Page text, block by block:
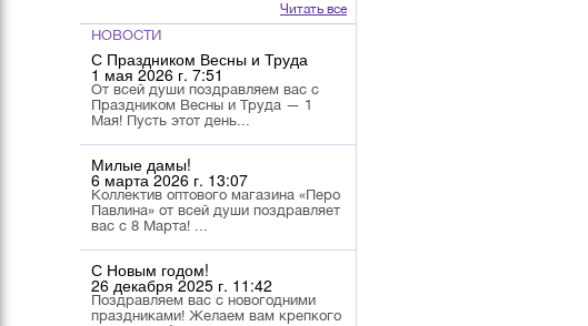
Читать все
НОВОСТИ
С Праздником Весны и Труда
1 мая 2026 г. 7:51
От всей души поздравляем вас с
Праздником Весны и Труда — 1
Мая! Пусть этот день...
Милые дамы!
6 марта 2026 г. 13:07
Коллектив оптового магазина «Перо
Павлина» от всей души поздравляет
вас с 8 Марта! ...
С Новым годом!
26 декабря 2025 г. 11:42
Поздравляем вас с новогодними
праздниками! Желаем вам крепкого